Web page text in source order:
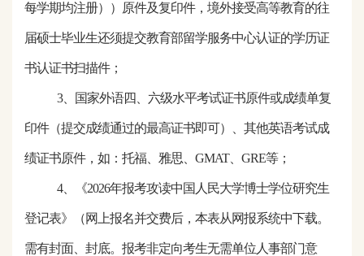
每学期均注册））原件及复印件，境外接受高等教育的往
届硕士毕业生还须提交教育部留学服务中心认证的学历证
书认证书扫描件；
3、国家外语四、六级水平考试证书原件或成绩单复
印件（提交成绩通过的最高证书即可）、其他英语考试成
绩证书原件，如：托福、雅思、GMAT、GRE等；
4、《2026年报考攻读中国人民大学博士学位研究生
登记表》（网上报名并交费后，本表从网报系统中下载。
需有封面、封底。报考非定向考生无需单位人事部门意